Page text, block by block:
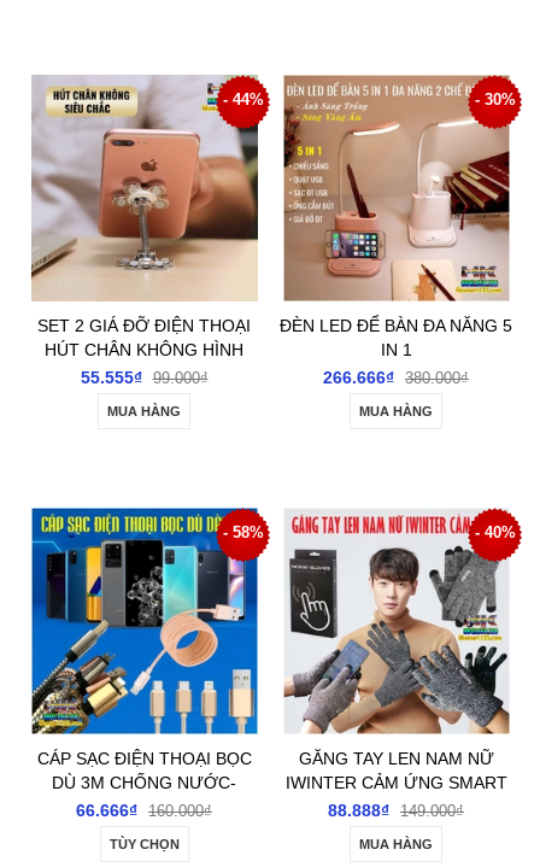
- 44%
SET 2 GIÁ ĐỠ ĐIỆN THOẠI
HÚT CHÂN KHÔNG HÌNH
BÔNG HOA
55.555₫ 99.000₫
MUA HÀNG
- 30%
ĐÈN LED ĐỂ BÀN ĐA NĂNG 5
IN 1
266.666₫ 380.000₫
MUA HÀNG
- 58%
CÁP SẠC ĐIỆN THOẠI BỌC
DÙ 3M CHỐNG NƯỚC-
CHỐNG ĐỨT GÃY
66.666₫ 160.000₫
TÙY CHỌN
- 40%
GĂNG TAY LEN NAM NỮ
IWINTER CẢM ỨNG SMART
PHONE
88.888₫ 149.000₫
MUA HÀNG